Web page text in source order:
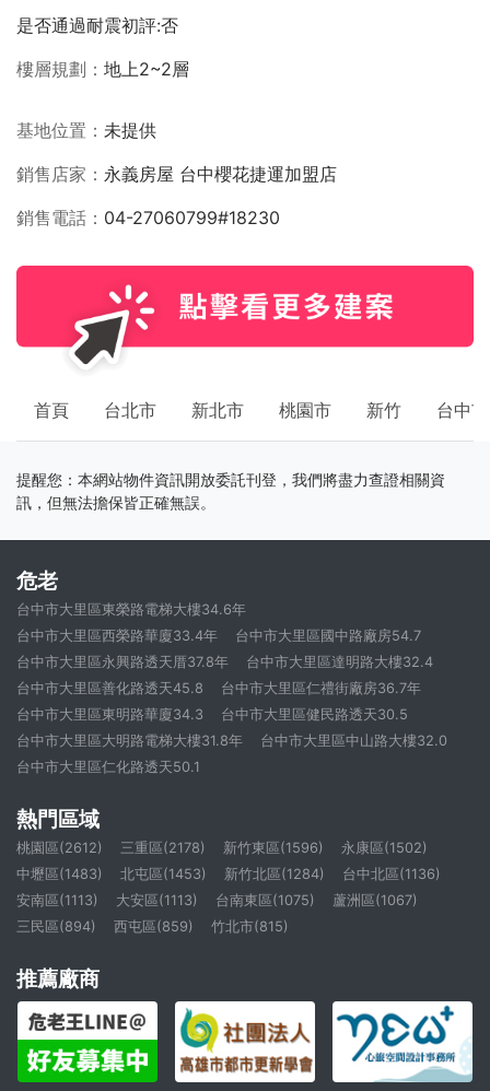
是否通過耐震初評:否
樓層規劃
地上2~2層
基地位置
未提供
銷售店家
永義房屋 台中櫻花捷運加盟店
銷售電話
04-27060799#18230
首頁 台北市 新北市 桃園市 新竹 台中市
提醒您：本網站物件資訊開放委託刊登，我們將盡力查證相關資
訊，但無法擔保皆正確無誤。
危老
台中市大里區東榮路電梯大樓34.6年
台中市大里區西榮路華廈33.4年
台中市大里區國中路廠房54.7
台中市大里區永興路透天厝37.8年
台中市大里區達明路大樓32.4
台中市大里區善化路透天45.8
台中市大里區仁禮街廠房36.7年
台中市大里區東明路華廈34.3
台中市大里區健民路透天30.5
台中市大里區大明路電梯大樓31.8年
台中市大里區中山路大樓32.0
台中市大里區仁化路透天50.1
熱門區域
桃園區(2612) 三重區(2178) 新竹東區(1596)
永康區(1502)
中壢區(1483)
北屯區(1453) 新竹北區(1284)
台中北區(1136)
安南區(1113)
大安區(1113) 台南東區(1075)
蘆洲區(1067)
三民區(894)
西屯區(859) 竹北市(815)
推薦廠商